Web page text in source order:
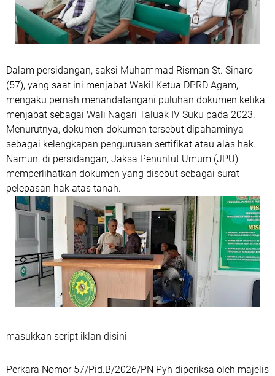
Dalam persidangan, saksi Muhammad Risman St. Sinaro
(57), yang saat ini menjabat Wakil Ketua DPRD Agam,
mengaku pernah menandatangani puluhan dokumen ketika
menjabat sebagai Wali Nagari Taluak IV Suku pada 2023.
Menurutnya, dokumen-dokumen tersebut dipahaminya
sebagai kelengkapan pengurusan sertifikat atau alas hak.
Namun, di persidangan, Jaksa Penuntut Umum (JPU)
memperlihatkan dokumen yang disebut sebagai surat
pelepasan hak atas tanah.
masukkan script iklan disini
Perkara Nomor 57/Pid.B/2026/PN Pyh diperiksa oleh majelis